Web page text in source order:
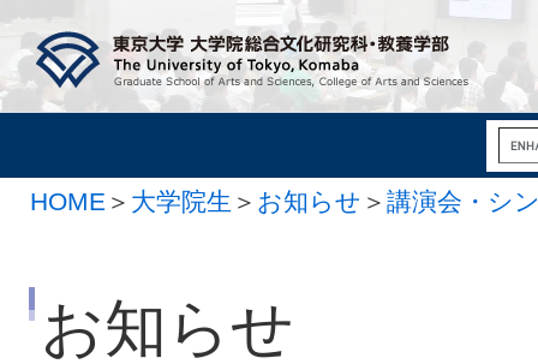
HOME ＞ 大学院生 ＞ お知らせ ＞ 講演会・シ
お知らせ